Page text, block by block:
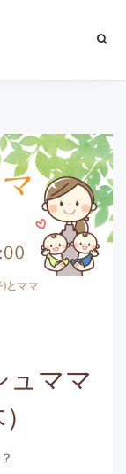
ュママ